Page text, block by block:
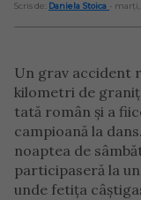
Scris de: Daniela Stoica - marți,
Un grav accident
kilometri de
tată român și a
campioană la
noaptea de
participaseră la
unde fetița